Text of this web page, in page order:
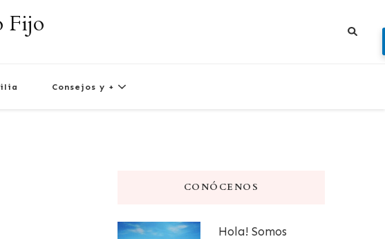
Fijo
Consejos y +
CONÓCENOS
Hola! Somos